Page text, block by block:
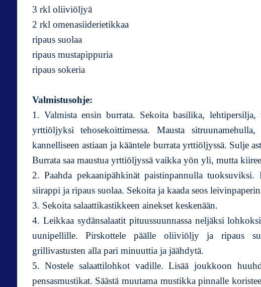
3 rkl oliiviöljyä
2 rkl omenasiiderietikkaa
ripaus suolaa
ripaus mustapippuria
ripaus sokeria
Valmistusohje:
1. Valmista ensin burrata. Sekoita basilika,
yrttiöljyksi tehosekoittimessa. Mausta
kannelliseen astiaan ja kääntele burrata yrttiöljyssä. Sulje
Burrata saa maustua yrttiöljyssä vaikka yön yli, mutta
2. Paahda pekaanipähkinät paistinpannulla
siirappi ja ripaus suolaa. Sekoita ja kaada seos
3. Sekoita salaattikastikkeen ainekset keskenään.
4. Leikkaa sydänsalaatit pituussuunnassa neljäksi
uunipellille. Pirskottele päälle oliiviöljy ja ripaus
grillivastusten alla pari minuuttia ja jäähdytä.
5. Nostele salaattilohkot vadille. Lisää joukkoon
pensasmustikat. Säästä muutama mustikka pinnalle